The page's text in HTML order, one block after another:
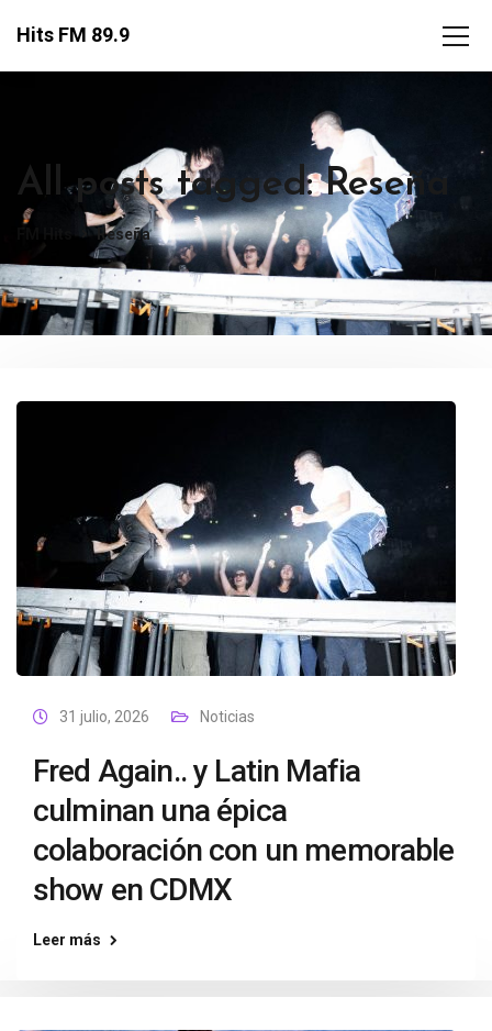
Hits FM 89.9
All posts tagged: Reseña
Reseña
31 julio, 2026 Noticias
Fred Again.. y Latin Mafia
culminan una épica
colaboración con un memorable
show en CDMX
Leer más